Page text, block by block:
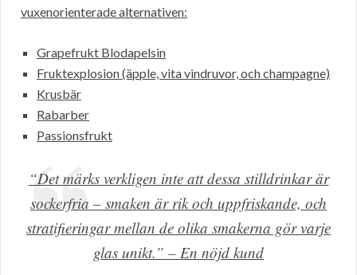
vuxenorienterade alternativen:
Grapefrukt Blodapelsin
Fruktexplosion (äpple, vita vindruvor, och champagne)
Krusbär
Rabarber
Passionsfrukt
“Det märks verkligen inte att dessa stilldrinkar är
sockerfria – smaken är rik och uppfriskande, och
stratifieringar mellan de olika smakerna gör varje
glas unikt.” – En nöjd kund